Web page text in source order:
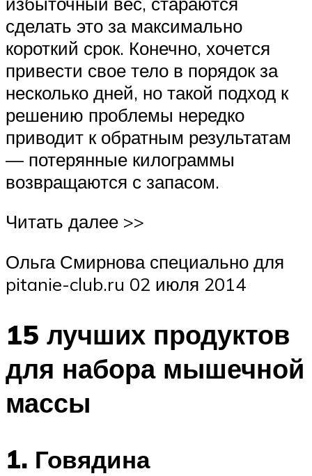
сделать это за максимально
короткий срок. Конечно, хочется
привести свое тело в порядок за
несколько дней, но такой подход к
решению проблемы нередко
приводит к обратным результатам
— потерянные килограммы
возвращаются с запасом.
Читать далее >>
Ольга Смирнова специально для
pitanie-club.ru 02 июля 2014
15 лучших продуктов
для набора мышечной
массы
1. Говядина